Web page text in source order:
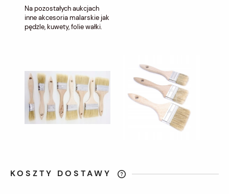
Na pozostałych aukcjach
inne akcesoria malarskie jak
pędzle, kuwety, folie wałki.
KOSZTY DOSTAWY